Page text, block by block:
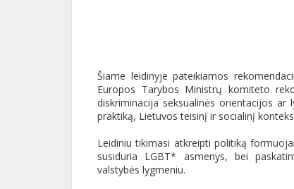
Šiame leidinyje pateikiamos
Europos Tarybos Ministrų komiteto
diskriminacija seksualinės orientacijos
praktiką, Lietuvos teisinį ir socialinį
Leidiniu tikimasi atkreipti politiką
susiduria LGBT* asmenys, bei
valstybės lygmeniu.